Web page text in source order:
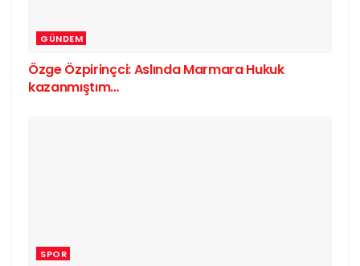
GÜNDEM
Özge Özpirinçci: Aslında Marmara Hukuk
kazanmıştım…
SPOR